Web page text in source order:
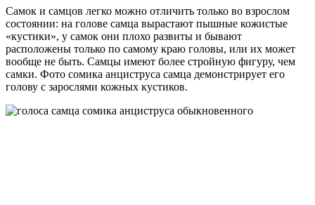
Самок и самцов легко можно отличить только во взрослом
состоянии: на голове самца вырастают пышные кожистые
«кустики», у самок они плохо развиты и бывают
расположены только по самому краю головы, или их может
вообще не быть. Самцы имеют более стройную фигуру, чем
самки. Фото сомика анциструса самца демонстрирует его
голову с зарослями кожных кустиков.